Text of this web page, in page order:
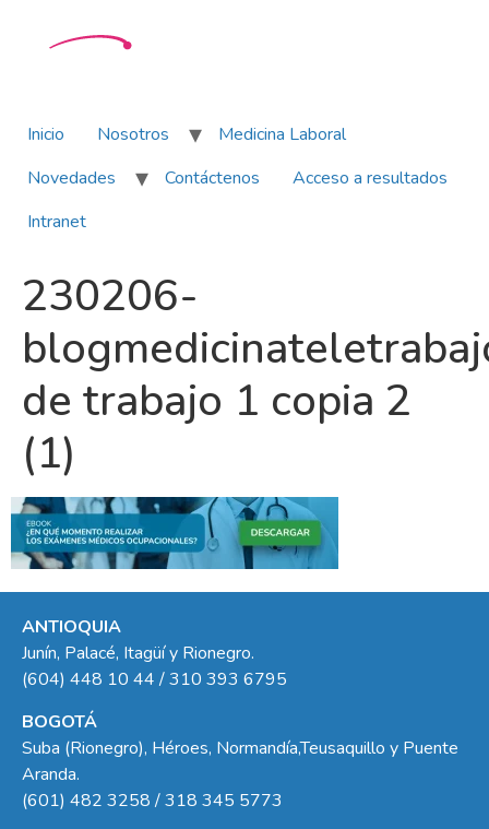
Inicio Nosotros
Medicina Laboral
Novedades
Contáctenos
Acceso a resultados
Intranet
230206-
de trabajo 1 copia 2
(1)
ANTIOQUIA
Junín, Palacé, Itagüí y Rionegro.
(604) 448 10 44 / 310 393 6795
BOGOTÁ
Suba (Rionegro), Héroes, Normandía,Teusaquillo y Puente
Aranda.
(601) 482 3258 / 318 345 5773